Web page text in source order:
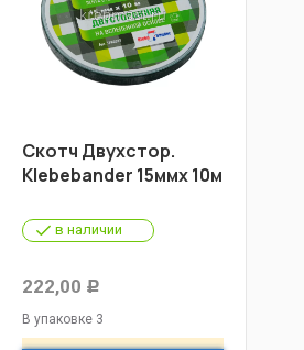
Скотч Двухстор.
Klebebander 15ммх 10м
в наличии
222,00 Р
В упаковке 3